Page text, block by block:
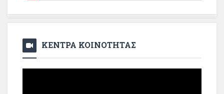
ΚΕΝΤΡΑ ΚΟΙΝΟΤΗΤΑΣ